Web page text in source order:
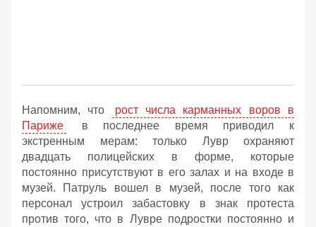
Напомним, что
рост числа карманных воров в
Париже
в последнее время приводил к
экстренным мерам: только Лувр охраняют
двадцать полицейских в форме, которые
постоянно присутствуют в его залах и на входе в
музей. Патруль вошел в музей, после того как
персонал устроил забастовку в знак протеста
против того, что в Лувре подростки постоянно и